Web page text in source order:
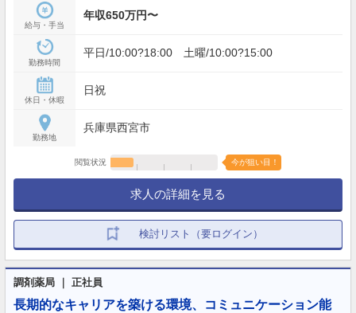
給与・手当
年収650万円〜
勤務時間
平日/10:00?18:00 土曜/10:00?15:00
休日・休暇
日祝
勤務地
兵庫県西宮市
閲覧状況 今が狙い目！
求人の詳細を見る
検討リスト（要ログイン）
調剤薬局 ｜ 正社員
長期的なキャリアを築ける環境、コミュニケーション能